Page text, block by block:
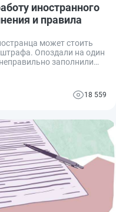
иностранного
и правила
может стоить
Опоздали на один
заполнили
как избежать
оформить все 18 559